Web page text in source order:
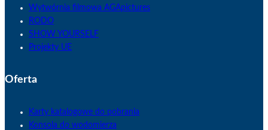
Wytwórnia filmowa AGApictures
RODO
SHOW YOURSELF
Projekty UE
Oferta
Karty katalogowe do pobrania
Konsola do wodomierza